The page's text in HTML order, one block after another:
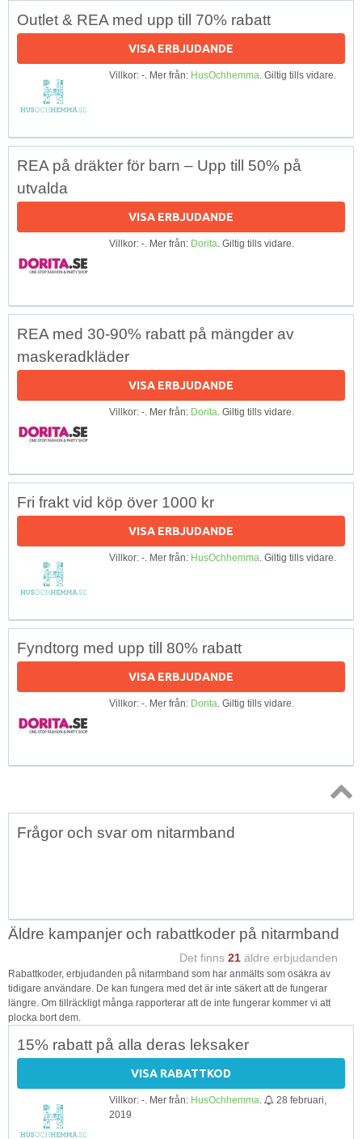
Outlet & REA med upp till 70% rabatt
VISA ERBJUDANDE
Villkor: -. Mer från: HusOchhemma. Giltig tills vidare.
REA på dräkter för barn – Upp till 50% på
utvalda
VISA ERBJUDANDE
Villkor: -. Mer från: Dorita. Giltig tills vidare.
REA med 30-90% rabatt på mängder av
maskeradkläder
VISA ERBJUDANDE
Villkor: -. Mer från: Dorita. Giltig tills vidare.
Fri frakt vid köp över 1000 kr
VISA ERBJUDANDE
Villkor: -. Mer från: HusOchhemma. Giltig tills vidare.
Fyndtorg med upp till 80% rabatt
VISA ERBJUDANDE
Villkor: -. Mer från: Dorita. Giltig tills vidare.
Topp
Frågor och svar om nitarmband
Äldre kampanjer och rabattkoder på nitarmband
Det finns 21 äldre erbjudanden
Rabattkoder, erbjudanden på nitarmband som har anmälts som osäkra av
tidigare användare. De kan fungera med det är inte säkert att de fungerar
längre. Om tillräckligt många rapporterar att de inte fungerar kommer vi att
plocka bort dem.
15% rabatt på alla deras leksaker
VISA RABATTKOD
Villkor: -. Mer från: HusOchhemma
28 februari,
2019